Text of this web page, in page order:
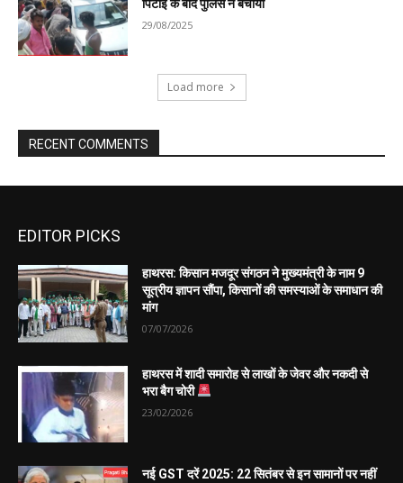
EDITOR PICKS
हाथरस: किसान मजदूर संगठन ने मुख्यमंत्री के नाम 9
सूत्रीय ज्ञापन सौंपा, किसानों की समस्याओं के समाधान की
मांग
07/07/2026
हाथरस में शादी समारोह से लाखों के जेवर और नकदी से
भरा बैग चोरी
23/02/2026
नई GST दरें 2025: 22 सितंबर से इन सामानों पर नहीं